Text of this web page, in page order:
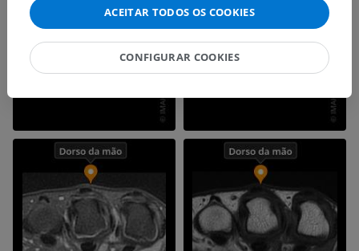
ACEITAR TODOS OS COOKIES
CONFIGURAR COOKIES